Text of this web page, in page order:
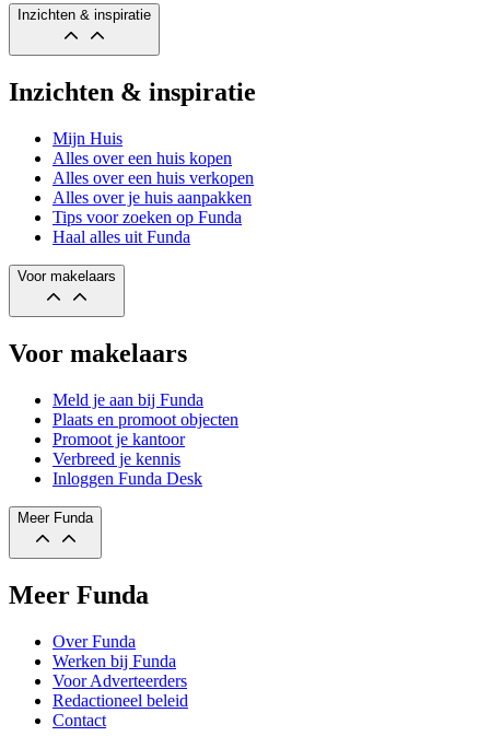
Inzichten & inspiratie
Inzichten & inspiratie
Mijn Huis
Alles over een huis kopen
Alles over een huis verkopen
Alles over je huis aanpakken
Tips voor zoeken op Funda
Haal alles uit Funda
Voor makelaars
Voor makelaars
Meld je aan bij Funda
Plaats en promoot objecten
Promoot je kantoor
Verbreed je kennis
Inloggen Funda Desk
Meer Funda
Meer Funda
Over Funda
Werken bij Funda
Voor Adverteerders
Redactioneel beleid
Contact